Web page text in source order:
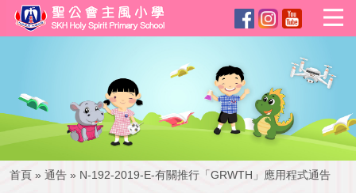
首頁 » 通告 » N-192-2019-E-有關推行「GRWTH」應用程式通告